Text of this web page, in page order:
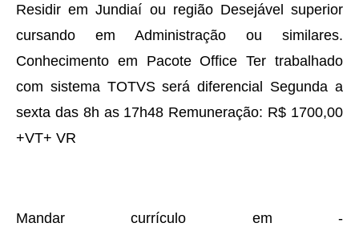
Residir em Jundiaí ou região Desejável superior
cursando em Administração ou similares.
Conhecimento em Pacote Office Ter trabalhado
com sistema TOTVS será diferencial Segunda a
sexta das 8h as 17h48 Remuneração: R$ 1700,00
+VT+ VR
Mandar currículo em -